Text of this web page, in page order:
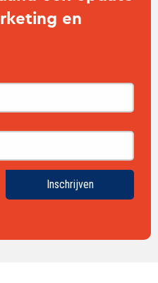
en
Inschrijven